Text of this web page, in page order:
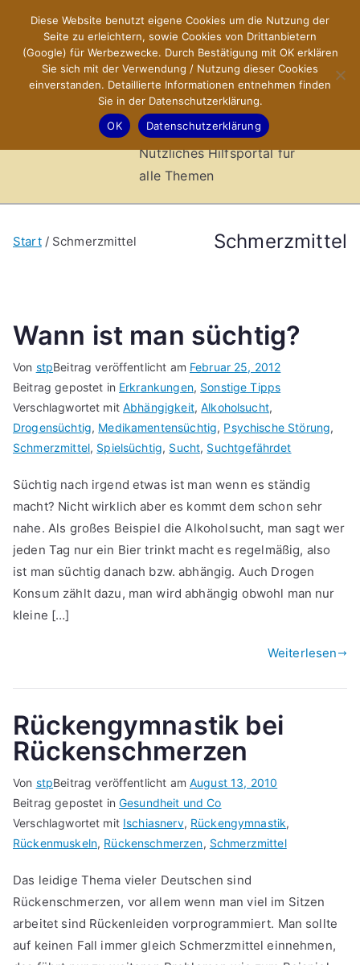
springen
X-Sites.de
–
Hilfsportal
Nützliches Hilfsportal für
alle Themen
Schmerzmittel
Start Schmerzmittel
Wann ist man süchtig?
Von stpBeitrag veröffentlicht am Februar 25, 2012
Beitrag gepostet in Erkrankungen, Sonstige Tipps
Verschlagwortet mitAbhängigkeit,Alkoholsucht,
Drogensüchtig, Medikamentensüchtig, Psychische Störung,
Schmerzmittel, Spielsüchtig, Sucht, Suchtgefährdet
Süchtig nach irgend etwas ist man wenn es ständig
macht? Nicht wirklich aber es kommt dem schon sehr
nahe. Als großes Beispiel die Alkoholsucht, man sagt wer
jeden Tag nur ein Bier trinkt macht es regelmäßig, also
ist man süchtig danach bzw. abhängig. Auch Drogen
Konsum zählt dazu, man wird abhängig obwohl man nur
kleine […]
Weiterlesen
Rückengymnastik bei
Rückenschmerzen
Von stpBeitrag veröffentlicht am August 13, 2010
Beitrag gepostet inGesundheit und Co
Verschlagwortet mit Ischiasnerv, Rückengymnastik,
Rückenmuskeln, Rückenschmerzen, Schmerzmittel
Das leidige Thema vieler Deutschen sind
Rückenschmerzen, vor allem wenn man viel im Sitzen
arbeitet sind Rückenleiden vorprogrammiert. Man sollte
auf keinen Fall immer gleich Schmerzmittel einnehmen,
Diese Website benutzt eigene Cookies um die Nutzung der
Seite zu erleichtern, sowie Cookies von Drittanbietern
(Google) für Werbezwecke. Durch Bestätigung mit OK erklären
Sie sich mit der Verwendung / Nutzung dieser Cookies
einverstanden. Detaillierte Informationen entnehmen finden
Sie in der Datenschutzerklärung.
OK
Datenschutzerklärung